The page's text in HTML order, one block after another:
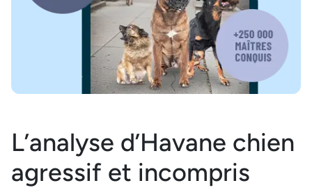
L’analyse d’Havane chien
agressif et incompris